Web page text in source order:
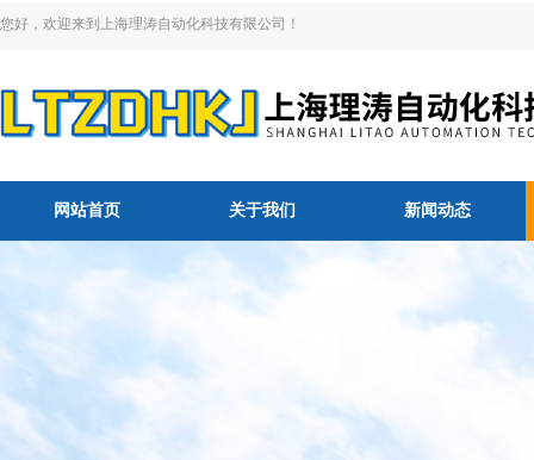
您好，欢迎来到上海理涛自动化科技有限公司！
网站首页 关于我们 新闻动态